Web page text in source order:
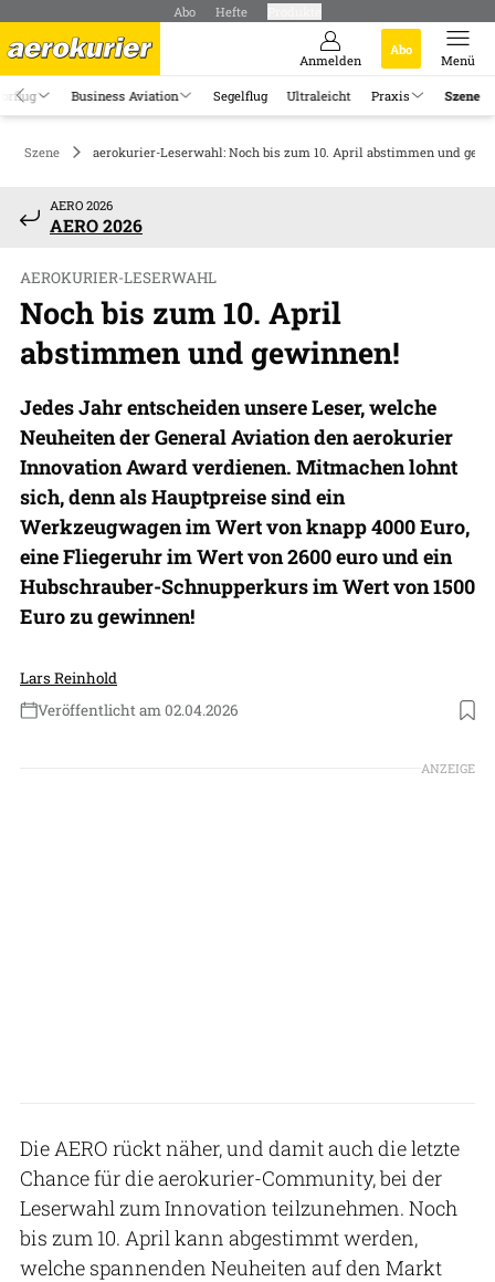
Abo Hefte
Anmelden
Abo
Menü
Business Aviation Segelflug Ultraleicht Praxis Szene
Szene aerokurier-Leserwahl: Noch bis zum 10. April abstimmen und
AERO 2026
AERO 2026
AEROKURIER-LESERWAHL
Noch bis zum 10. April
abstimmen und gewinnen!
Jedes Jahr entscheiden unsere Leser, welche
Neuheiten der General Aviation den aerokurier
Innovation Award verdienen. Mitmachen lohnt
sich, denn als Hauptpreise sind ein
Werkzeugwagen im Wert von knapp 4000 Euro,
eine Fliegeruhr im Wert von 2600 euro und ein
Hubschrauber-Schnupperkurs im Wert von 1500
Euro zu gewinnen!
Lars Reinhold
Veröffentlicht am 02.04.2026
Foto: Sonic, Heli Transair, Hanhart; Montage: Harald Hornig
ANZEIGE
Die AERO rückt näher, und damit auch die letzte
Chance für die aerokurier-Community, bei der
Leserwahl zum Innovation teilzunehmen. Noch
bis zum 10. April kann abgestimmt werden,
welche spannenden Neuheiten auf den Markt